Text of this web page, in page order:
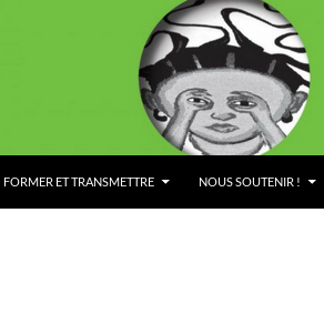
FORMER ET TRANSMETTRE NOUS SOUTENIR !